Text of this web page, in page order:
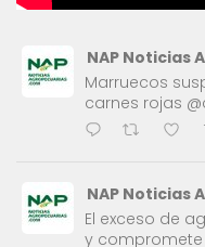
NAP Noticias
Marruecos
carnes rojas
NAP Noticias
El exceso de
y